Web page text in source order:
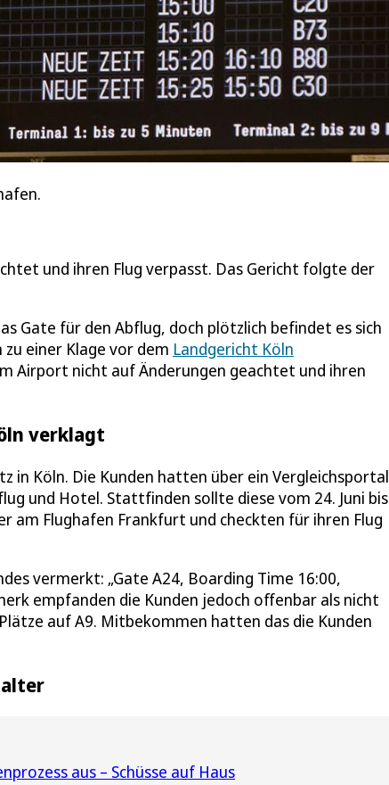
und ihren Flug verpasst. Das Gericht folgte der
Gate für den Abflug, doch plötzlich befindet es sich
einer Klage vor dem Landgericht Köln
Airport nicht auf Änderungen geachtet und ihren
verklagt
in Köln. Die Kunden hatten über ein Vergleichsportal
und Hotel. Stattfinden sollte diese vom 24. Juni bis
am Flughafen Frankfurt und checkten für ihren Flug
vermerkt: „Gate A24, Boarding Time 16:00,
empfanden die Kunden jedoch offenbar als nicht
auf A9. Mitbekommen hatten das die Kunden
aus – Schüsse auf Haus